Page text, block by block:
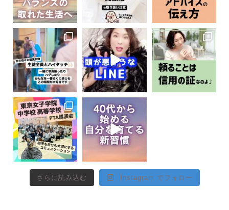
さらに読み込む Instagram でフォロー